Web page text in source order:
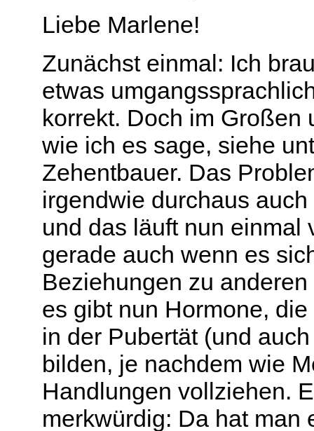
Liebe Marlene!
Zunächst einmal: Ich
etwas
korrekt. Doch im Großen
wie ich es sage, siehe
Zehentbauer. Das
irgendwie durchaus
und das läuft nun einmal
gerade auch wenn es
Beziehungen zu
es gibt nun Hormone,
in der Pubertät (und
bilden, je nachdem wie
Handlungen vollziehen.
merkwürdig: Da hat man